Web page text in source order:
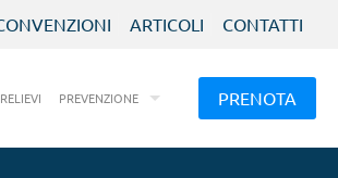
ARTICOLI CONTATTI
PREVENZIONE PRENOTA